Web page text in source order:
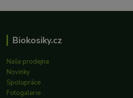
Biokosiky.cz
Naše prodejna
Novinky
Spolupráce
Fotogalerie